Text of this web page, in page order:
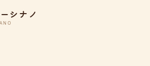
シナノ